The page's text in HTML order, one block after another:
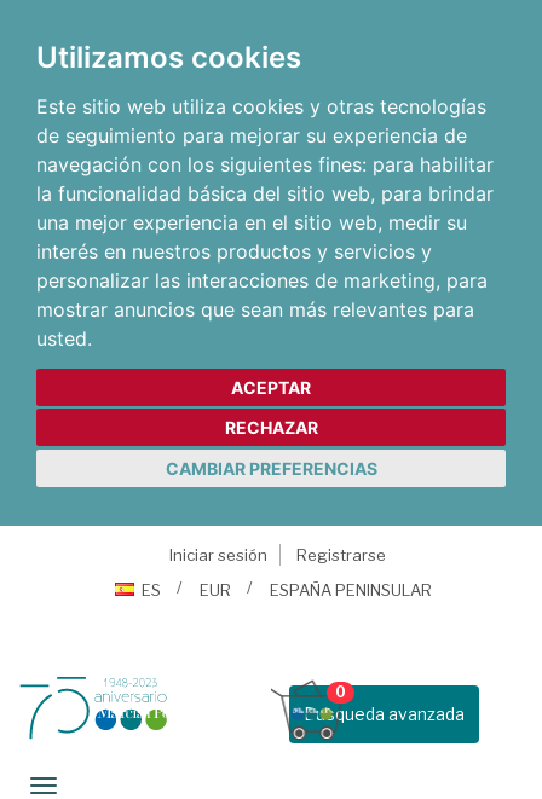
Utilizamos cookies
Este sitio web utiliza cookies y otras tecnologías
de seguimiento para mejorar su experiencia de
navegación con los siguientes fines: para habilitar
la funcionalidad básica del sitio web, para brindar
una mejor experiencia en el sitio web, medir su
interés en nuestros productos y servicios y
personalizar las interacciones de marketing, para
mostrar anuncios que sean más relevantes para
usted.
ACEPTAR
RECHAZAR
CAMBIAR PREFERENCIAS
Iniciar sesión
Registrarse
ES
EUR ESPAÑA PENINSULAR
Busqueda avanzada
0
Toggle navigation